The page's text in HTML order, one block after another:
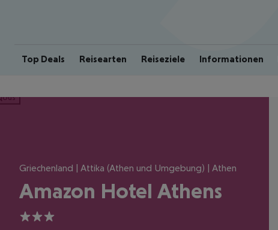
Top Deals Reisearten Reiseziele Informationen
Griechenland | Attika (Athen und Umgebung) | Athen
Amazon Hotel Athens
3